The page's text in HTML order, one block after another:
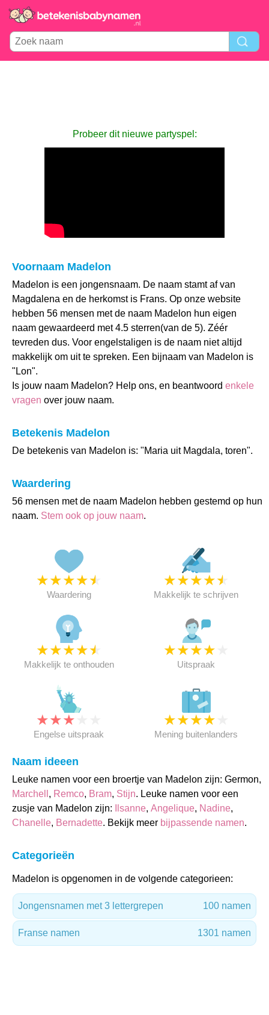
Probeer dit nieuwe partyspel:
Voornaam Madelon
Madelon is een jongensnaam. De naam stamt af van
Magdalena en de herkomst is Frans. Op onze website
hebben 56 mensen met de naam Madelon hun eigen
naam gewaardeerd met 4.5 sterren(van de 5). Zéér
tevreden dus. Voor engelstaligen is de naam niet altijd
makkelijk om uit te spreken. Een bijnaam van Madelon is
"Lon".
Is jouw naam Madelon? Help ons, en beantwoord enkele
vragen over jouw naam.
Betekenis Madelon
De betekenis van Madelon is: "Maria uit Magdala, toren".
Waardering
56 mensen met de naam Madelon hebben gestemd op hun
naam. Stem ook op jouw naam.
★★★★★
Waardering
★★★★★
Makkelijk te schrijven
★★★★★
Makkelijk te onthouden
★★★★
Uitspraak
★★★
Engelse uitspraak
★★★★
Mening buitenlanders
Naam ideeen
Leuke namen voor een broertje van Madelon zijn: Germon,
Marchell , Remco, Bram, Stijn. Leuke namen voor een
zusje van Madelon zijn:
Ilsanne, Angelique, Nadine,
Chanelle, Bernadette. Bekijk meer bijpassende namen.
Categorieën
Madelon is opgenomen in de volgende categorieen:
Jongensnamen met 3 lettergrepen 100 namen
Franse namen 1301 namen